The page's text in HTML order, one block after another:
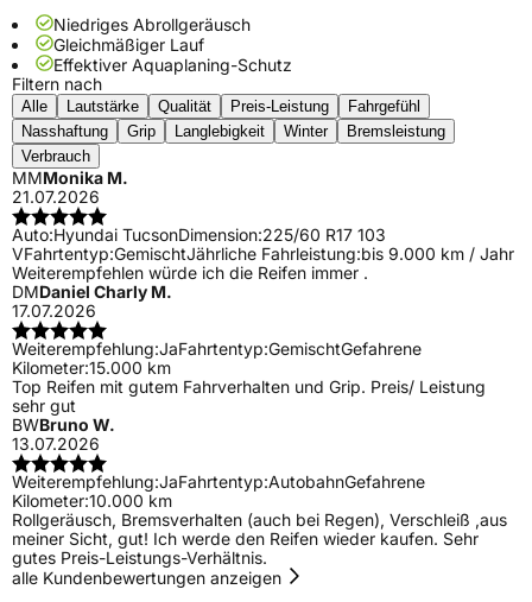
Niedriges Abrollgeräusch
Gleichmäßiger Lauf
Effektiver Aquaplaning-Schutz
Filtern nach
Alle Lautstärke Qualität Preis-Leistung
Fahrgefühl
Nasshaftung
Grip Langlebigkeit Winter
Bremsleistung
Verbrauch
MMMonika M.
21.07.2026
Auto:Hyundai TucsonDimension:225/60 R17 103
VFahrtentyp:GemischtJährliche Fahrleistung:bis 9.000 km / Jahr
Weiterempfehlen würde ich die Reifen immer .
DMDaniel Charly M.
17.07.2026
Weiterempfehlung:JaFahrtentyp:GemischtGefahrene
Kilometer:15.000 km
Top Reifen mit gutem Fahrverhalten und Grip. Preis/ Leistung
sehr gut
BWBruno W.
13.07.2026
Weiterempfehlung:JaFahrtentyp:AutobahnGefahrene
Kilometer:10.000 km
Rollgeräusch, Bremsverhalten (auch bei Regen), Verschleiß ,aus
meiner Sicht, gut! Ich werde den Reifen wieder kaufen. Sehr
gutes Preis-Leistungs-Verhältnis.
alle Kundenbewertungen anzeigen